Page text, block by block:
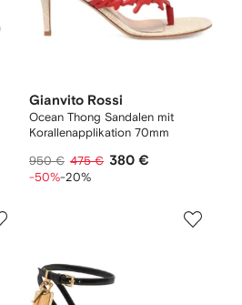
Gianvito Rossi
Ocean Thong Sandalen mit
Korallenapplikation 70mm
950 € 475 € 380 €
-50%-20%